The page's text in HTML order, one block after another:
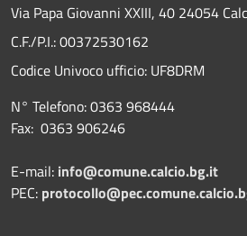
Via Papa Giovanni XXIII, 40 24054
C.F./P.I.: 00372530162
Codice Univoco ufficio: UF8DRM
N° Telefono: 0363 968444
Fax: 0363 906246
E-mail: info@comune.calcio.bg.it
PEC: